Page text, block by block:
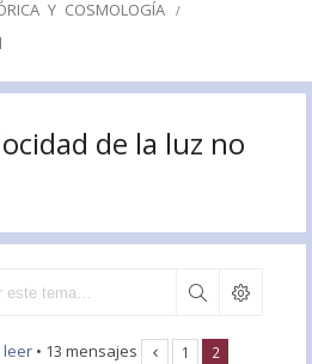
Y COSMOLOGÍA
de la luz no
leer • 13 mensajes 1 2